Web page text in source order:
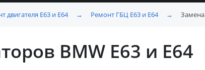
двигателя E63 и E64 → Ремонт ГБЦ E63 и E64 →
BMW E63 и E64